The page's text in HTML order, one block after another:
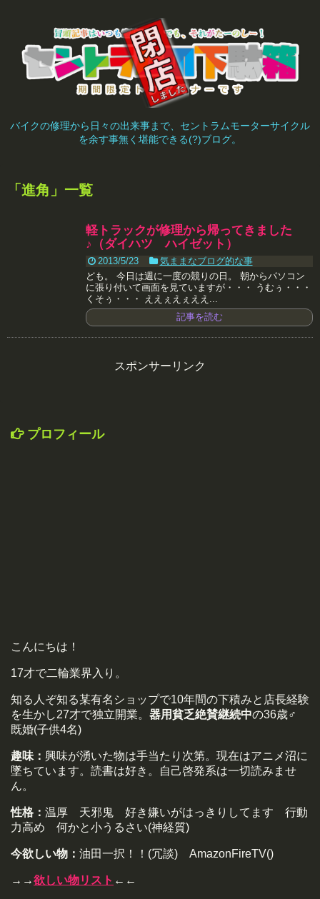
バイクの修理から日々の出来事まで、セントラムモーターサイクル
を余す事無く堪能できる(?)ブログ。
「 進角 」 一覧
軽トラックが修理から帰ってきました
♪（ダイハツ ハイゼット）
2013/5/23
気ままなブログ的な事
ども。 今日は週に一度の競りの日。 朝からパソコン
に張り付いて画面を見ていますが・・・ うむぅ・・・
くそぅ・・・ ええぇえぇええ...
記事を読む
スポンサーリンク
プロフィール
こんにちは！
17才で二輪業界入り。
知る人ぞ知る某有名ショップで10年間の下積みと店長経験
を生かし27才で独立開業。 器用貧乏絶賛継続中の36歳♂
既婚(子供4名)
趣味： 興味が湧いた物は手当たり次第。現在はアニメ沼に
墜ちています。読書は好き。自己啓発系は一切読みませ
ん。
性格： 温厚 天邪鬼 好き嫌いがはっきりしてます 行動
力高め 何かと小うるさい(神経質)
今欲しい物： 油田一択！！(冗談) AmazonFireTV()
→→欲しい物リスト ←←